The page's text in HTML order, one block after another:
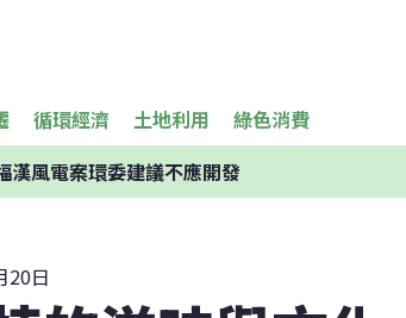
循環經濟 土地利用 綠色消費
漢風電案環委建議不應開發
20日